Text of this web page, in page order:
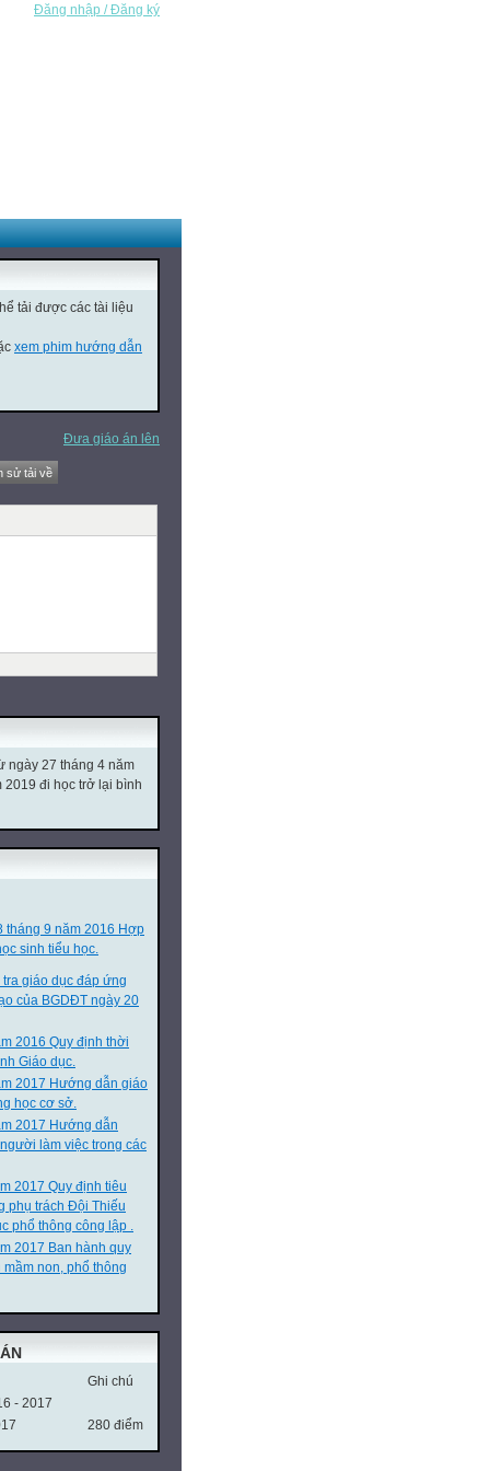
Đăng nhập / Đăng ký
tải được các tài liệu
xem phim hướng dẫn
Đưa giáo án lên
sử tải về
ngày 27 tháng 4 năm
2019 đi học trở lại bình
tháng 9 năm 2016 Hợp
sinh tiểu học.
giáo dục đáp ứng
của BGDĐT ngày 20
2016 Quy định thời
Giáo dục.
2017 Hướng dẫn giáo
học cơ sở.
2017 Hướng dẫn
làm việc trong các
2017 Quy định tiêu
phụ trách Đội Thiếu
phổ thông công lập .
2017 Ban hành quy
non, phổ thông
Ghi chú
- 2017
280 điểm